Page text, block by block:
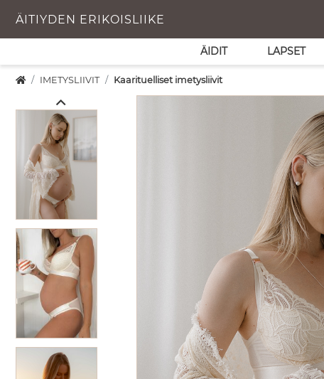
ÄITIYDEN ERIKOISLIIKE
ÄIDIT LAPSET
IMETYSLIIVIT Kaarituelliset imetysliivit